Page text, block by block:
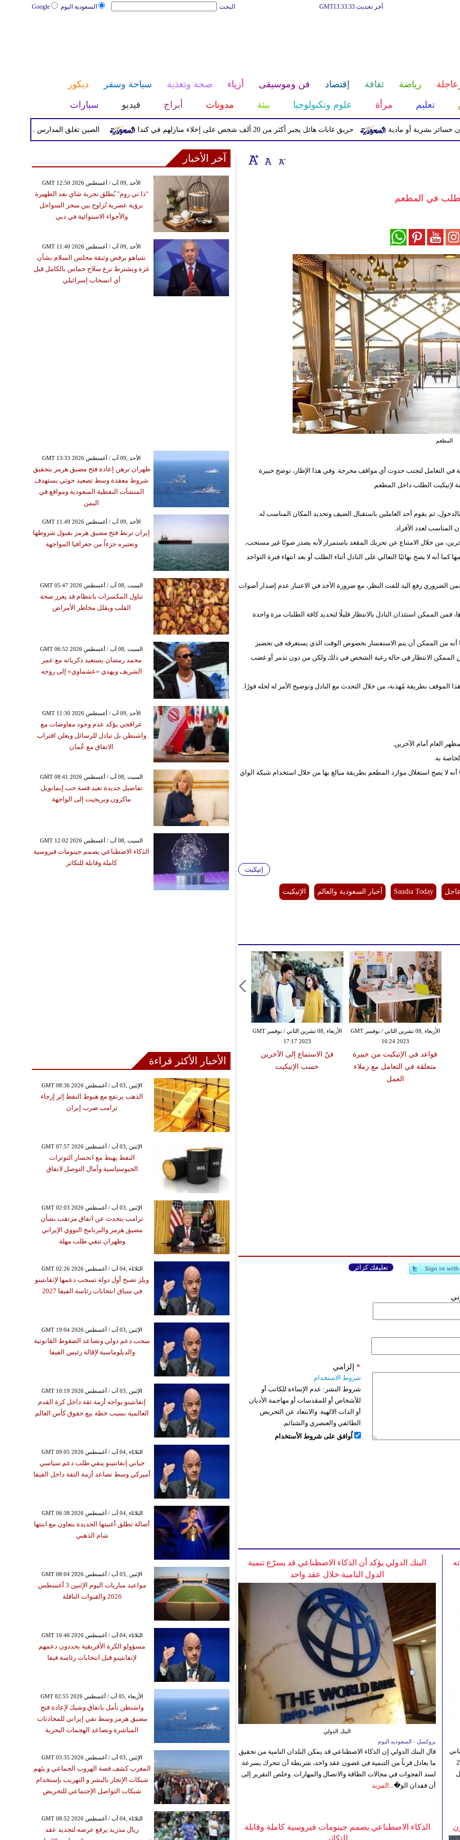
السعودية اليوم Google البحث آخر تحديث GMT13:33:33
رياضة ثقافة إقتصاد فن وموسيقى أزياء صحة وتغذية سياحة وسفر
ديكور
تعليم مرأة علوم وتكنولوجيا بيئة مدونات أبراج فيديو سيارات
الصين تغلق المدارس والمواقع السياحية حريق غابات هائل يجبر أكثر من 20 ألف شخص على إخلاء منازلهم في كندا
في المطعم
المطعم
في التعامل لتجنب حدوث أي مواقف محرجة. وفي هذا الإطار، توضح خبيرة
لإتيكيت الطلب داخل المطعم.
ثم يقوم أحد العاملين باستقبال الضيف وتحديد المكان المناسب له.
المناسب لعدد الأفراد.
من خلال الامتناع عن تحريك المقعد باستمرار لأنه يصدر صوتًا غير مستحب،
أنه لا يصح نهائيًا التعالي على النادل أثناء الطلب أو بعد انتهاء فترة التواجد
الضروري رفع اليد للفت النظر، مع ضرورة الأخذ في الاعتبار عدم إصدار أصوات
الممكن استئذان النادل بالانتظار قليلًا لتحديد كافة الطلبات مرة واحدة
أنه من الممكن أن يتم الاستفسار بخصوص الوقت الذي يستغرقه في تحضير
الممكن الانتظار في حالة رغبة الشخص في ذلك ولكن من دون تذمر أو غضب
الموقف بطريقة مُهذبة، من خلال التحدث مع النادل وتوضيح الأمر له لحله فورًا.
العام أمام الآخرين.
به.
يصح استغلال موارد المطعم بطريقة مبالغ بها من خلال استخدام شبكة الواي
إتيكيت
عاجل Saudia Today أخبار السعودية والعالم الإتيكيت
الأربعاء ,08 تشرين الثاني / نوفمبر GMT
17:17 2023
فنّ الاستماع إلى الآخرين
حسب الإتيكيت
الأربعاء ,08 تشرين الثاني / نوفمبر GMT
16:24 2023
قواعد في الإتيكيت من خبيرة
متعلقة في التعامل مع زملاء
العمل
تعليقك كزائر
إلزامي *
شروط الاستخدام
شروط النشر: عدم الإساءة للكاتب أو
للأشخاص أو للمقدسات أو مهاجمة الأديان
أو الذات الالهية. والابتعاد عن التحريض
الطائفي والعنصري والشتائم.
اُوافق على شروط الأستخدام
البنك الدولي يؤكد أن الذكاء الاصطناعي قد يسرّع تنمية
الدول النامية خلال عقد واحد
البنك الدولي
بروكسل - السعوديه اليوم
قال البنك الدولي إن الذكاء الاصطناعي قد يمكن البلدان النامية من تحقيق
ما يعادل قرناً من التنمية في غضون عقد واحد، شريطة أن تتحرك بسرعة
لسد الفجوات في مجالات الطاقة والاتصال والمهارات. وخلص التقرير إلى
أن فقدان الو�... المزيد
آب الجاري، إلى 23
الذكاء الاصطناعي يصمم جينومات فيروسية كاملة وقابلة
آخر الأخبار
GMT 12:50 2026 الأحد ,09 آب / أغسطس
"ذا تي روم" يُطلق تجربة شاي بعد الظهيرة
برؤية عصرية تُزاوج بين سحر السواحل
والأجواء الاستوائية في دبي
GMT 11:40 2026 الأحد ,09 آب / أغسطس
نتنياهو يرفض وثيقة مجلس السلام بشأن
غزة ويشترط نزع سلاح حماس بالكامل قبل
أي انسحاب إسرائيلي
GMT 13:33 2026 الأحد ,09 آب / أغسطس
طهران ترهن إعادة فتح مضيق هرمز بتحقيق
شروط معقدة وسط تصعيد حوثي يستهدف
المنشآت النفطية السعودية ومواقع في
اليمن
GMT 11:49 2026 الأحد ,09 آب / أغسطس
إيران تربط فتح مضيق هرمز بقبول شروطها
وتعتبره جزءاً من جغرافيا المواجهة
GMT 05:47 2026 السبت ,08 آب / أغسطس
تناول المكسرات بانتظام قد يعزز صحة
القلب ويقلل مخاطر الأمراض
GMT 06:52 2026 السبت ,08 آب / أغسطس
محمد رمضان يستعيد ذكرياته مع عمر
الشريف ويهدي «عشماوي» إلى روحه
GMT 11:30 2026 الأحد ,09 آب / أغسطس
عراقجي يؤكد عدم وجود مفاوضات مع
واشنطن بل تبادل للرسائل ويعلن اقتراب
الاتفاق مع عُمان
GMT 08:41 2026 السبت ,08 آب / أغسطس
تفاصيل جديدة تعيد قصة حب إيمانويل
ماكرون وبريجيت إلى الواجهة
GMT 12:02 2026 السبت ,08 آب / أغسطس
الذكاء الاصطناعي يصمم جينومات فيروسية
كاملة وقابلة للتكاثر
الأخبار الأكثر قراءة
GMT 08:36 2026 الإثنين ,03 آب / أغسطس
الذهب يرتفع مع هبوط النفط إثر إرجاء
ترامب ضرب إيران
GMT 07:57 2026 الإثنين ,03 آب / أغسطس
النفط يهبط مع انحسار التوترات
الجيوسياسية وآمال التوصل لاتفاق
GMT 02:03 2026 الإثنين ,03 آب / أغسطس
ترامب يتحدث عن اتفاق مرتقب بشأن
مضيق هرمز والبرنامج النووي الإيراني
وطهران تنفي طلب مهلة
GMT 02:26 2026 الثلاثاء ,04 آب / أغسطس
ويلز تصبح أول دولة تسحب دعمها لإنفانتينو
في سباق انتخابات رئاسة الفيفا 2027
GMT 19:04 2026 الإثنين ,03 آب / أغسطس
سحب دعم دولي وتصاعد الضغوط القانونية
والدبلوماسية لإقالة رئيس الفيفا
GMT 10:19 2026 الإثنين ,03 آب / أغسطس
إنفانتينو يواجه أزمة ثقة داخل كرة القدم
العالمية بسبب خطة بيع حقوق كأس العالم
GMT 09:05 2026 الثلاثاء ,04 آب / أغسطس
جياني إنفانتينو ينفي طلب دعم سياسي
أميركي وسط تصاعد أزمة الثقة داخل الفيفا
GMT 06:38 2026 الثلاثاء ,04 آب / أغسطس
أصالة تطلق أغنيتها الجديدة بتعاون مع ابنتها
شام الذهبي
GMT 08:04 2026 الإثنين ,03 آب / أغسطس
مواعيد مباريات اليوم الإثنين 3 أغسطس
2026 والقنوات الناقلة
GMT 16:46 2026 الثلاثاء ,04 آب / أغسطس
مسؤولو الكرة الأفريقية يجددون دعمهم
لإنفانتينو قبل انتخابات رئاسة فيفا
GMT 02:55 2026 الأربعاء ,05 آب / أغسطس
واشنطن تأمل باتفاق وشيك لإعادة فتح
مضيق هرمز وسط نفي إيراني للمحادثات
المباشرة وتصاعد الهجمات البحرية
GMT 03:35 2026 الإثنين ,03 آب / أغسطس
المغرب كشف قصة الهروب الجماعي و يتَهم
شبكات الإتجار بالبشر و التهريب بإستخدام
شبكات التواصل الإجتماعي للتحريض
GMT 08:52 2026 الثلاثاء ,04 آب / أغسطس
ريال مدريد يرفع عرضه لتجديد عقد